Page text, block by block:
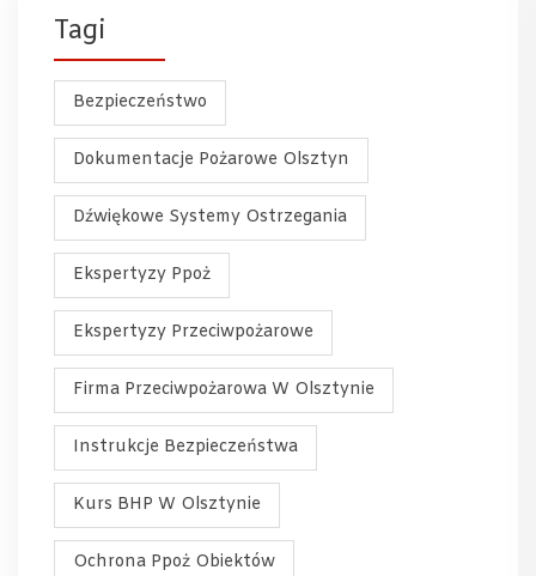
Tagi
Bezpieczeństwo
Dokumentacje Pożarowe Olsztyn
Dźwiękowe Systemy Ostrzegania
Ekspertyzy Ppoż
Ekspertyzy Przeciwpożarowe
Firma Przeciwpożarowa W Olsztynie
Instrukcje Bezpieczeństwa
Kurs BHP W Olsztynie
Ochrona Ppoż Obiektów